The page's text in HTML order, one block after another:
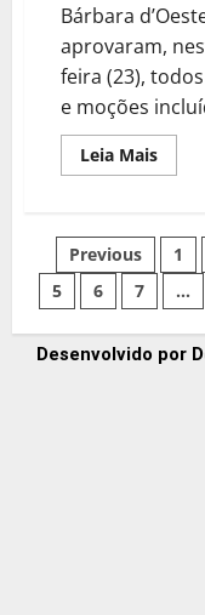
Bárbara
aprovaram,
feira (23),
e moções
Leia Mais
Previous 1
5
6 7 …
Desenvolvido por